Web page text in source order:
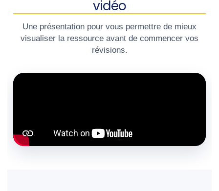
vidéo
Une présentation pour vous permettre de mieux
visualiser la ressource avant de commencer vos
révisions.